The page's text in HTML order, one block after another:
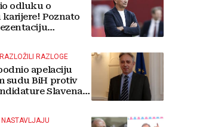
odluku o
Poznato
RAZLOGE
apelaciju
sudu BiH protiv
Slavena